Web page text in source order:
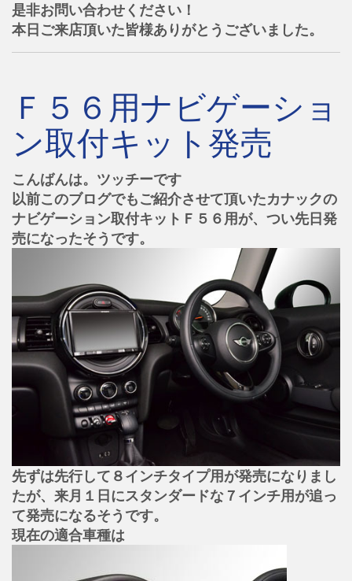
是非お問い合わせください！
本日ご来店頂いた皆様ありがとうございました。
Ｆ５６用ナビゲーショ
ン取付キット発売
こんばんは。ツッチーです
以前このブログでもご紹介させて頂いたカナックの
ナビゲーション取付キットＦ５６用が、つい先日発
売になったそうです。
先ずは先行して８インチタイプ用が発売になりまし
たが、来月１日にスタンダードな７インチ用が追っ
て発売になるそうです。
現在の適合車種は